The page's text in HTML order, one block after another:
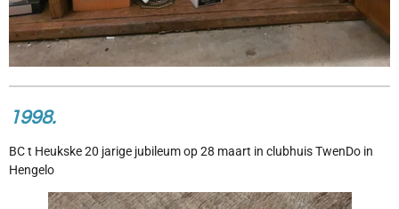
1998.
BC t Heukske 20 jarige jubileum op 28 maart in clubhuis TwenDo in
Hengelo